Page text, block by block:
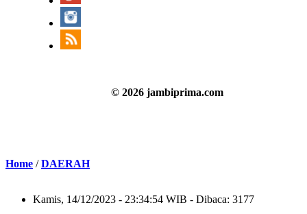
© 2026 jambiprima.com
Home /DAERAH
Kamis, 14/12/2023 - 23:34:54 WIB - Dibaca: 3177